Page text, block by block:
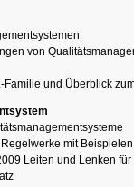
von
Familie und Überblick
mit
Leiten und Lenken